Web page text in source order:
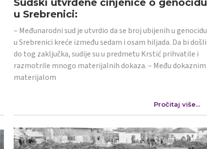
u Srebrenici:
– Međunarodni sud je utvrdio da se broj ubijenih u genocidu
u Srebrenici kreće između sedam i osam hiljada. Da bi došli
do tog zaključka, sudije su u predmetu Krstić prihvatile i
razmotrile mnogo materijalnih dokaza. – Među dokaznim
materijalom
Pročitaj više...